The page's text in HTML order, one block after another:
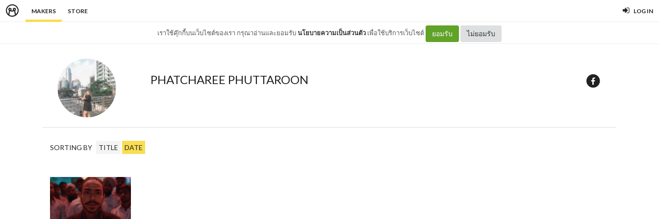
MAKERS STORE LOG IN
เราใช้คุ๊กกี้บนเว็บไซต์ของเรา กรุณาอ่านและยอมรับนโยบายความเป็นส่วนตัว เพื่อใช้บริการเว็บไซต์ ยอมรับ ไม่ยอมรับ
PHATCHAREE PHUTTAROON
SORTING BY TITLE DATE